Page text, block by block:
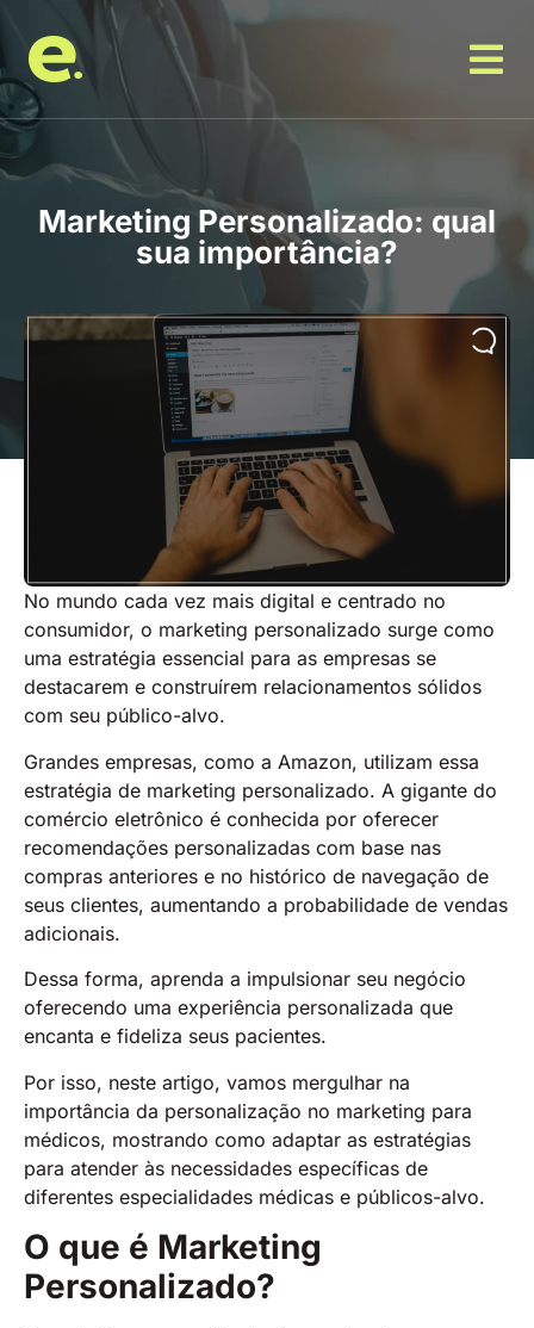
Marketing Personalizado: qual
sua importância?
No mundo cada vez mais digital e centrado no
consumidor, o marketing personalizado surge como
uma estratégia essencial para as empresas se
destacarem e construírem relacionamentos sólidos
com seu público-alvo.
Grandes empresas, como a Amazon, utilizam essa
estratégia de marketing personalizado. A gigante do
comércio eletrônico é conhecida por oferecer
recomendações personalizadas com base nas
compras anteriores e no histórico de navegação de
seus clientes, aumentando a probabilidade de vendas
adicionais.
Dessa forma, aprenda a impulsionar seu negócio
oferecendo uma experiência personalizada que
encanta e fideliza seus pacientes.
Por isso, neste artigo, vamos mergulhar na
importância da personalização no marketing para
médicos, mostrando como adaptar as estratégias
para atender às necessidades específicas de
diferentes especialidades médicas e públicos-alvo.
O que é Marketing
Personalizado?